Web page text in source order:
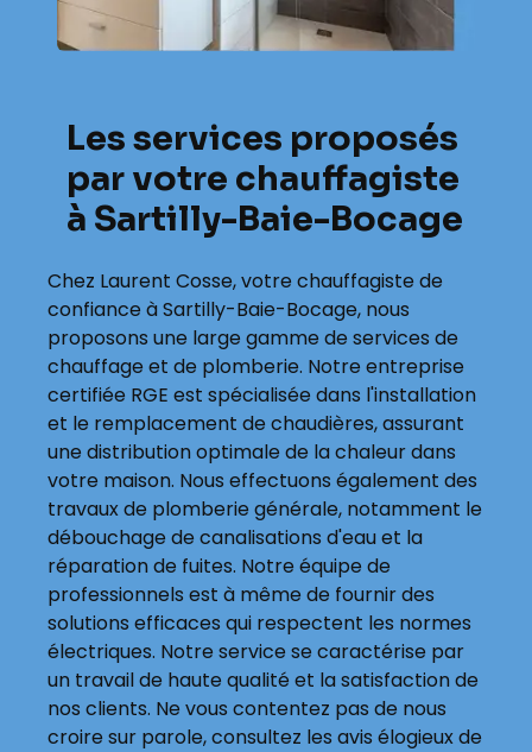
Les services proposés
par votre chauffagiste
à Sartilly-Baie-Bocage
Chez Laurent Cosse, votre chauffagiste de
confiance à Sartilly-Baie-Bocage, nous
proposons une large gamme de services de
chauffage et de plomberie. Notre entreprise
certifiée RGE est spécialisée dans l'installation
et le remplacement de chaudières, assurant
une distribution optimale de la chaleur dans
votre maison. Nous effectuons également des
travaux de plomberie générale, notamment le
débouchage de canalisations d'eau et la
réparation de fuites. Notre équipe de
professionnels est à même de fournir des
solutions efficaces qui respectent les normes
électriques. Notre service se caractérise par
un travail de haute qualité et la satisfaction de
nos clients. Ne vous contentez pas de nous
croire sur parole, consultez les avis élogieux de